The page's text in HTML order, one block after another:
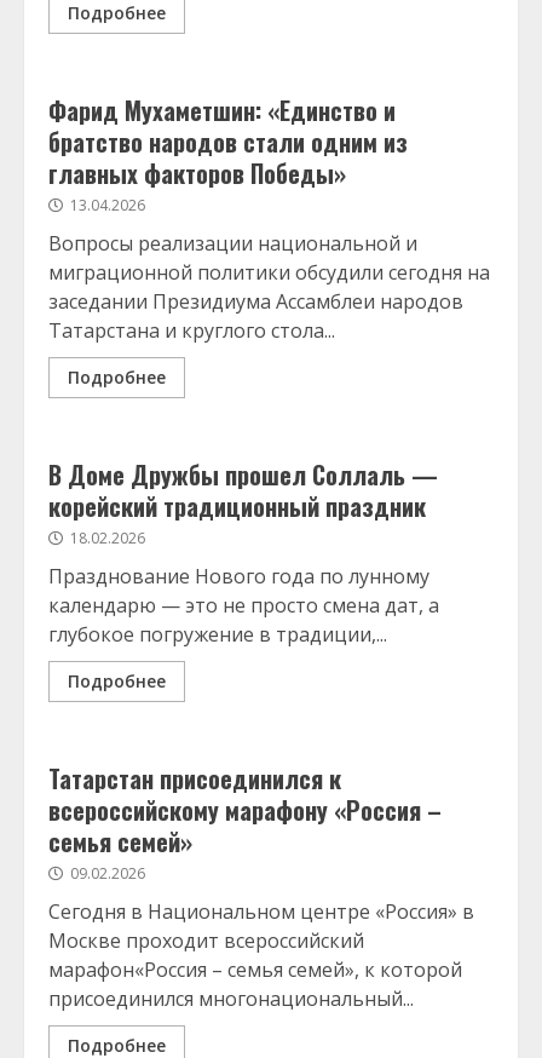
Подробнее
Фарид Мухаметшин: «Единство и
братство народов стали одним из
главных факторов Победы»
13.04.2026
Вопросы реализации национальной и
миграционной политики обсудили сегодня на
заседании Президиума Ассамблеи народов
Татарстана и круглого стола...
Подробнее
В Доме Дружбы прошел Соллаль —
корейский традиционный праздник
18.02.2026
Празднование Нового года по лунному
календарю — это не просто смена дат, а
глубокое погружение в традиции,...
Подробнее
Татарстан присоединился к
всероссийскому марафону «Россия –
семья семей»
09.02.2026
Сегодня в Национальном центре «Россия» в
Москве проходит всероссийский
марафон«Россия – семья семей», к которой
присоединился многонациональный...
Подробнее